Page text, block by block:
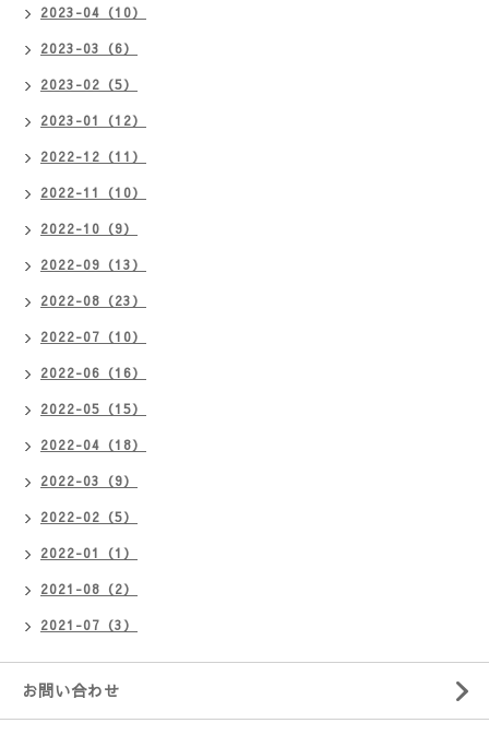
2023-04（10）
2023-03（6）
2023-02（5）
2023-01（12）
2022-12（11）
2022-11（10）
2022-10（9）
2022-09（13）
2022-08（23）
2022-07（10）
2022-06（16）
2022-05（15）
2022-04（18）
2022-03（9）
2022-02（5）
2022-01（1）
2021-08（2）
2021-07（3）
お問い合わせ